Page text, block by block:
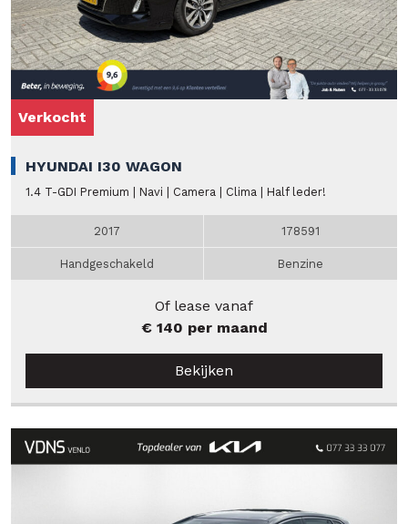
Verkocht
HYUNDAI I30 WAGON
1.4 T-GDI Premium | Navi | Camera | Clima | Half leder!
2017 178591
Handgeschakeld Benzine
Of lease vanaf
€ 140 per maand
Bekijken
Verkocht